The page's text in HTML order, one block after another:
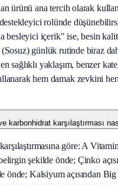
ürünü ana tercih olarak
rolünde
besleyici içerik" ise, besin
günlük rutinde biraz
sağlıklı yaklaşım, benzer
hem damak zevkini
karbonhidrat karşılaştırması
göre: A
şekilde önde; Çinko
önde; Kalsiyum açısından